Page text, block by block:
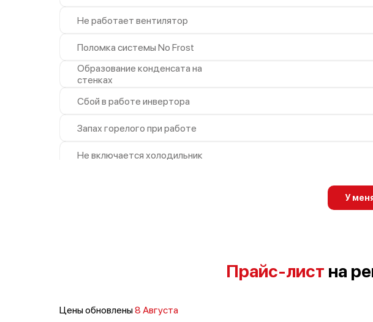
Не работает вентилятор
Поломка системы No Frost
Образование конденсата на
стенках
Сбой в работе инвертора
Запах горелого при работе
Не включается холодильник
У
Прайс-лист на
Цены обновлены8 Августа